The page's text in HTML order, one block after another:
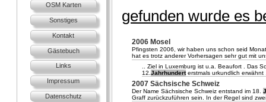
OSM Karten
Sonstiges
Kontakt
Gästebuch
Links
Impressum
Datenschutz
gefunden wurde es
2006 Mosel
Pfingsten 2006, wir haben uns schon seid
hat es trotz anderer Vorhersagen sehr gut mit
.. Ziel in Luxemburg ist u.a. Beaufort . Das
12.Jahrhunderterstmals urkundlich
2007 Sächsische Schweiz
Der Name Sächsische Schweiz entstand im 18.
Graff zurückzuführen sein. In der Regel sind